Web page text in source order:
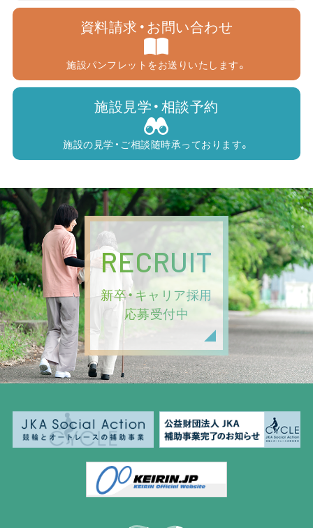
資料請求・お問い合わせ
施設パンフレットをお送りいたします。
施設見学・相談予約
施設の見学・ご相談随時承っております。
RECRUIT
新卒・キャリア採用
応募受付中